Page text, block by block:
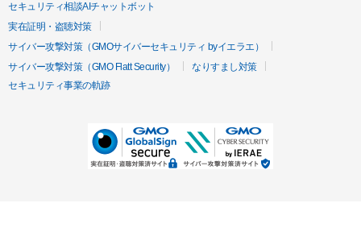
セキュリティ相談AIチャットボット
実在証明・盗聴対策
サイバー攻撃対策（GMOサイバーセキュリティ byイエラエ）
サイバー攻撃対策（GMO Flatt Security）
なりすまし対策
セキュリティ事業の軌跡